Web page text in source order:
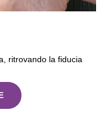
ritrovando la fiducia